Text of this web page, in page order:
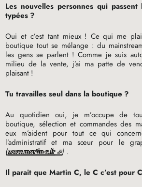
Les nouvelles personnes qui
typées ?
Oui et c’est tant mieux ! Ce qui me
boutique tout se mélange : du
les gens se parlent ! Comme je suis
milieu de la vente, j’ai ma patte de
plaisant !
Tu travailles seul dans la boutique ?
Au quotidien oui, je m’occupe de
boutique, sélection et commandes des
eux m’aident pour tout ce qui
l’administratif et ma sœur pour le
(www.martin-c.fr ) .
Il parait que Martin C, le C c’est pour